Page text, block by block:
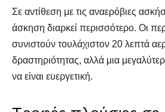
Σε αντίθεση με τις αναερόβιες
άσκηση διαρκεί περισσότερο. Οι
συνιστούν τουλάχιστον 20 λεπτά
δραστηριότητας, αλλά μια
να είναι ευεργετική.